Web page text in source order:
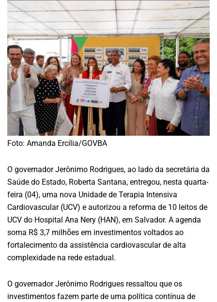
Foto: Amanda Ercília/GOVBA
O governador Jerônimo Rodrigues, ao lado da secretária da
Saúde do Estado, Roberta Santana, entregou, nesta quarta-
feira (04), uma nova Unidade de Terapia Intensiva
Cardiovascular (UCV) e autorizou a reforma de 10 leitos de
UCV do Hospital Ana Nery (HAN), em Salvador. A agenda
soma R$ 3,7 milhões em investimentos voltados ao
fortalecimento da assistência cardiovascular de alta
complexidade na rede estadual.
O governador Jerônimo Rodrigues ressaltou que os
investimentos fazem parte de uma política contínua de